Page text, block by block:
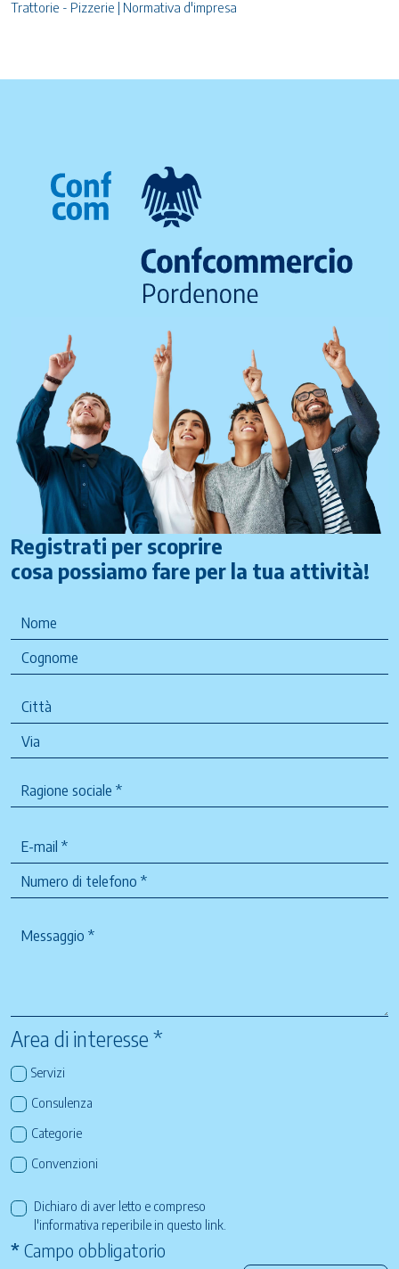
Trattorie - Pizzerie | Normativa d'impresa
Registrati per scoprire
cosa possiamo fare per la tua attività!
Area di interesse *
Servizi
Consulenza
Categorie
Convenzioni
Dichiaro di aver letto e compreso
l'informativa reperibile in questo link
* Campo obbligatorio